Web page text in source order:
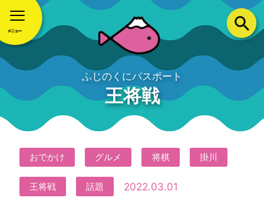
ふじのくにパスポート
王将戦
おでかけ グルメ 将棋 掛川
王将戦 話題 2022.03.01